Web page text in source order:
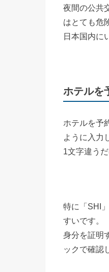
夜間の公共
はとても危
日本国内に
ホテルを
ホテルを予
ように入力
1文字違う
特に「SHI
すいです。
身分を証明
ックで確認